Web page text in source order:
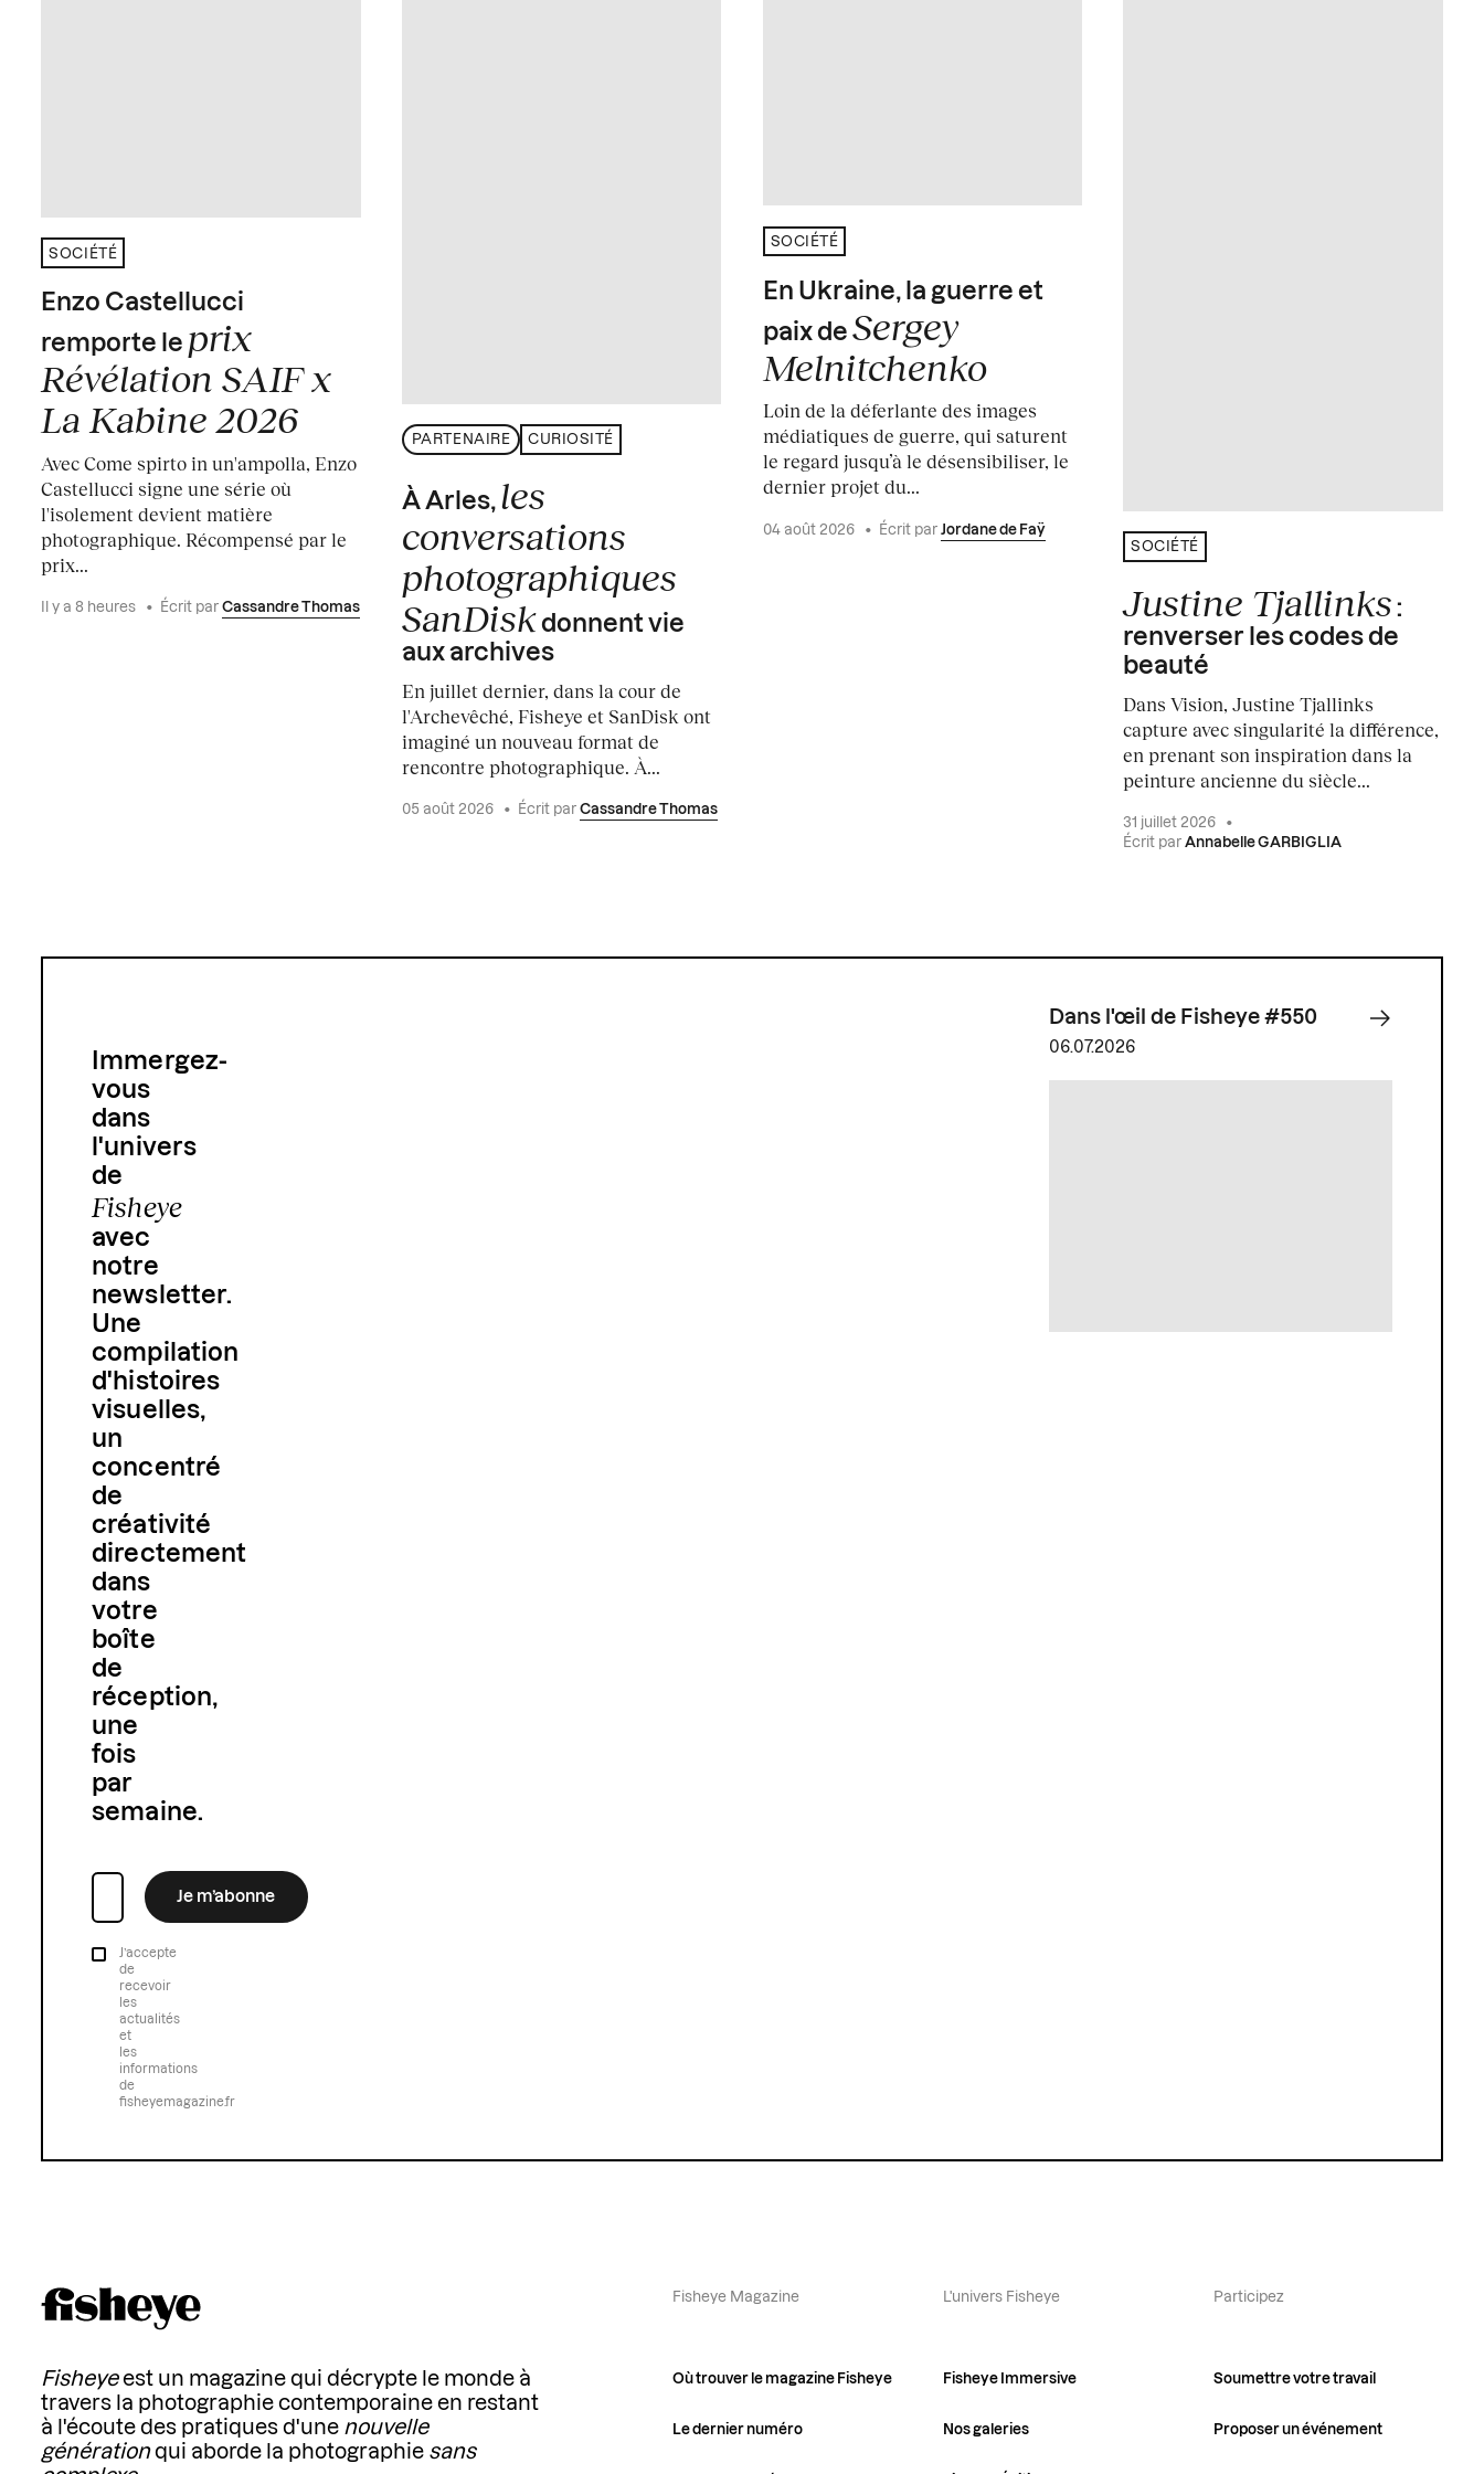
SOCIÉTÉ
Enzo Castellucci
remporte le prix
Révélation SAIF x
La Kabine 2026
Avec Come spirto in un'ampolla, Enzo
Castellucci signe une série où
l'isolement devient matière
photographique. Récompensé par le
prix...
Il y a 8 heures • Écrit parCassandre Thomas
PARTENAIRE CURIOSITÉ
À Arles, les
conversations
photographiques
SanDiskdonnent vie
aux archives
En juillet dernier, dans la cour de
l'Archevêché, Fisheye et SanDisk ont
imaginé un nouveau format de
rencontre photographique. À...
05 août 2026 • Écrit par Cassandre Thomas
SOCIÉTÉ
En Ukraine, la guerre et
paix de Sergey
Melnitchenko
Loin de la déferlante des images
médiatiques de guerre, qui saturent
le regard jusqu’à le désensibiliser, le
dernier projet du...
04 août 2026 • Écrit par Jordane de Faÿ
SOCIÉTÉ
Justine Tjallinks :
renverser les codes de
beauté
Dans Vision, Justine Tjallinks
capture avec singularité la différence,
en prenant son inspiration dans la
peinture ancienne du siècle...
31 juillet 2026
•
Écrit parAnnabelle GARBIGLIA
Immergez-
vous
dans
l'univers
de
Fisheye
avec
notre
newsletter.
Une
compilation
d'histoires
visuelles,
un
concentré
de
créativité
directement
dans
votre
boîte
de
réception,
une
fois
par
semaine.
Je m’abonne
J’accepte
de
recevoir
les
actualités
et
les
informations
de
fisheyemagazine.fr
Dans l'œil de Fisheye #550
06.07.2026
Fisheyeest un magazine qui décrypte le monde à
travers la photographie contemporaine en restant
à l'écoute des pratiques d'une nouvelle
générationqui aborde la photographie sans
Fisheye Magazine
Où trouver le magazine Fisheye
Le dernier numéro
L'univers Fisheye
Fisheye Immersive
Nos galeries
Participez
Soumettre votre travail
Proposer un événement